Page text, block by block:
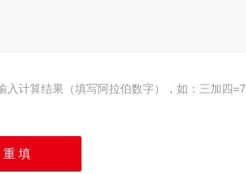
入计算结果（填写阿拉伯数字），如：三加四=7